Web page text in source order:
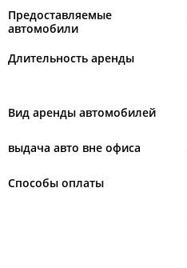
Предоставляемые
автомобили
Длительность аренды
Вид аренды автомобилей
выдача авто вне офиса
Способы оплаты